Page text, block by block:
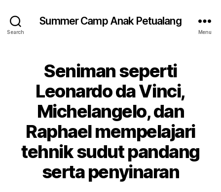
Search
Summer Camp Anak Petualang
Menu
Seniman seperti
Leonardo da Vinci,
Michelangelo, dan
Raphael mempelajari
tehnik sudut pandang
serta penyinaran